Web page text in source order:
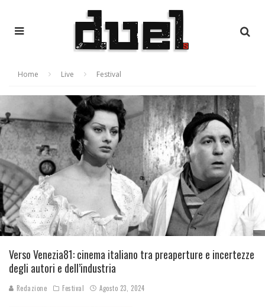
Home Live Festival
Verso Venezia81: cinema italiano tra preaperture e incertezze
degli autori e dell’industria
Redazione Festival Agosto 23, 2024